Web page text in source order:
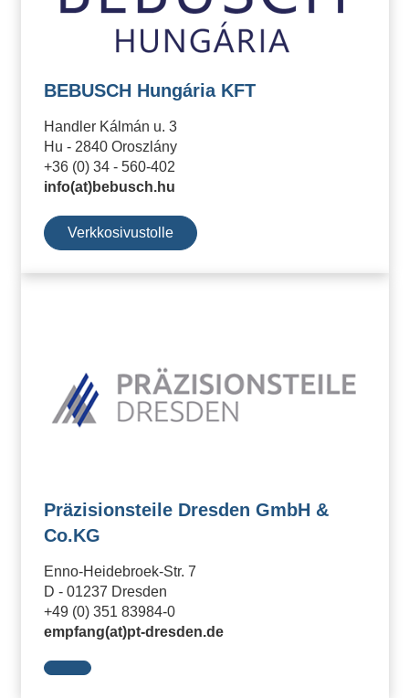
BEBUSCH Hungária KFT
Handler Kálmán u. 3
Hu - 2840 Oroszlány
+36 (0) 34 - 560-402
info(at)bebusch.hu
Verkkosivustolle
Präzisionsteile Dresden GmbH &
Co.KG
Enno-Heidebroek-Str. 7
D - 01237 Dresden
+49 (0) 351 83984-0
empfang(at)pt-dresden.de